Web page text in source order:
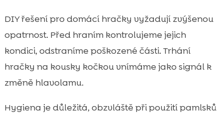
DIY řešení pro domácí hračky vyžadují zvýšenou
opatrnost. Před hraním kontrolujeme jejich
kondici, odstraníme poškozené části. Trhání
hračky na kousky kočkou vnímáme jako signál k
změně hlavolamu.
Hygiena je důležitá, obzvláště při použití pamlsků